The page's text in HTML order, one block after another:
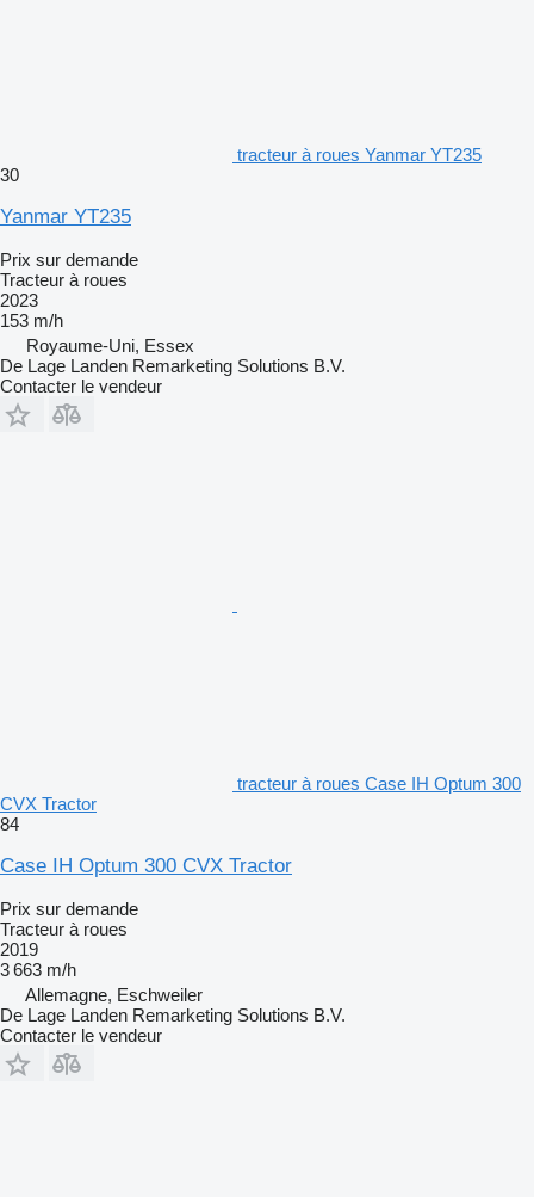
tracteur à roues Yanmar YT235
30
Yanmar YT235
Prix sur demande
Tracteur à roues
2023
153 m/h
Royaume-Uni, Essex
De Lage Landen Remarketing Solutions B.V.
Contacter le vendeur
tracteur à roues Case IH Optum 300
CVX Tractor
84
Case IH Optum 300 CVX Tractor
Prix sur demande
Tracteur à roues
2019
3 663 m/h
Allemagne, Eschweiler
De Lage Landen Remarketing Solutions B.V.
Contacter le vendeur